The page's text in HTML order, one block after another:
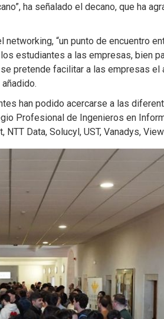
ha señalado el decano, que ha
“un punto de encuentro
estudiantes a las empresas, bien
pretende facilitar a las empresas
han podido acercarse a las
Profesional de Ingenieros en
Data, Solucyl, UST, Vanadys,